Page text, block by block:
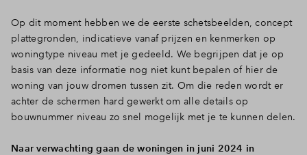
Op dit moment hebben we de eerste schetsbeelden, concept
plattegronden, indicatieve vanaf prijzen en kenmerken op
woningtype niveau met je gedeeld. We begrijpen dat je op
basis van deze informatie nog niet kunt bepalen of hier de
woning van jouw dromen tussen zit. Om die reden wordt er
achter de schermen hard gewerkt om alle details op
bouwnummer niveau zo snel mogelijk met je te kunnen delen.
Naar verwachting gaan de woningen in juni 2024 in